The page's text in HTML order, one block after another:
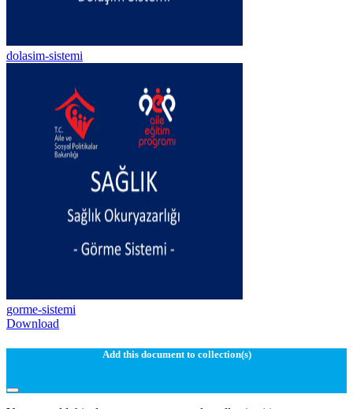
dolasim-sistemi
gorme-sistemi
Download
Add this document to collection(s)